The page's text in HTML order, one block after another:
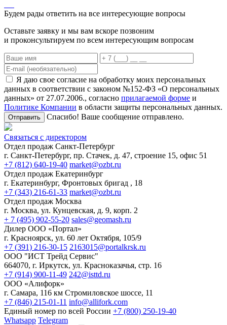
Будем рады ответить на все интересующие вопросы
Оставьте заявку и мы вам вскоре позвоним
и проконсультируем по всем интересующим вопросам
Я даю свое согласие на обработку моих персональных
данных в соответствии с законом №152-ФЗ «О персональных
данных» от 27.07.2006., согласно прилагаемой форме и
Политике Компании в области защиты персональных данных.
Отправить Спасибо! Ваше сообщение отправлено.
Связаться с директором
Отдел продаж Санкт-Петербург
г. Санкт-Петербург, пр. Стачек, д. 47, строение 15, офис 51
+7 (812) 640-19-40 market@ozbt.ru
Отдел продаж Екатеринбург
г. Екатеринбург, Фронтовых бригад , 18
+7 (343) 216-61-33 market@ozbt.ru
Отдел продаж Москва
г. Москва, ул. Кунцевская, д. 9, корп. 2
+ 7 (495) 902-55-20 sales@geomash.ru
Дилер ООО «Портал»
г. Красноярск, ул. 60 лет Октября, 105/9
+7 (391) 216-30-15 2163015@portalkrsk.ru
ООО "ИСТ Трейд Сервис"
664070, г. Иркутск, ул. Красноказачья, стр. 16
+7 (914) 900-11-49 242@isttd.ru
ООО «Алифорк»
г. Самара, 116 км Стромиловское шоссе, 11
+7 (846) 215-01-11 info@allifork.com
Единый номер по всей России +7 (800) 250-19-40
Whatsapp Telegram